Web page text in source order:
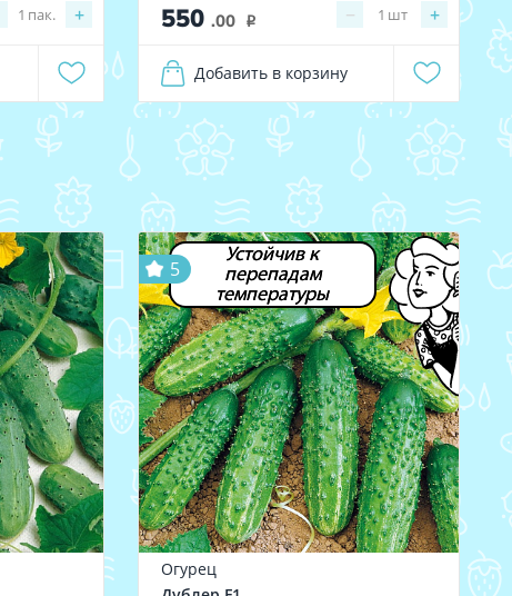
+
1 пак. 550 .00 i − +
1 шт
Добавить в корзину
Устойчив к
перепадам
температуры
5
Огурец